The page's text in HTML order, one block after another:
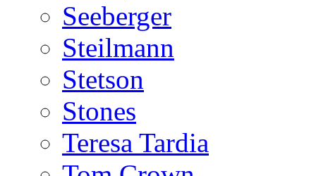
Seeberger
Steilmann
Stetson
Stones
Teresa Tardia